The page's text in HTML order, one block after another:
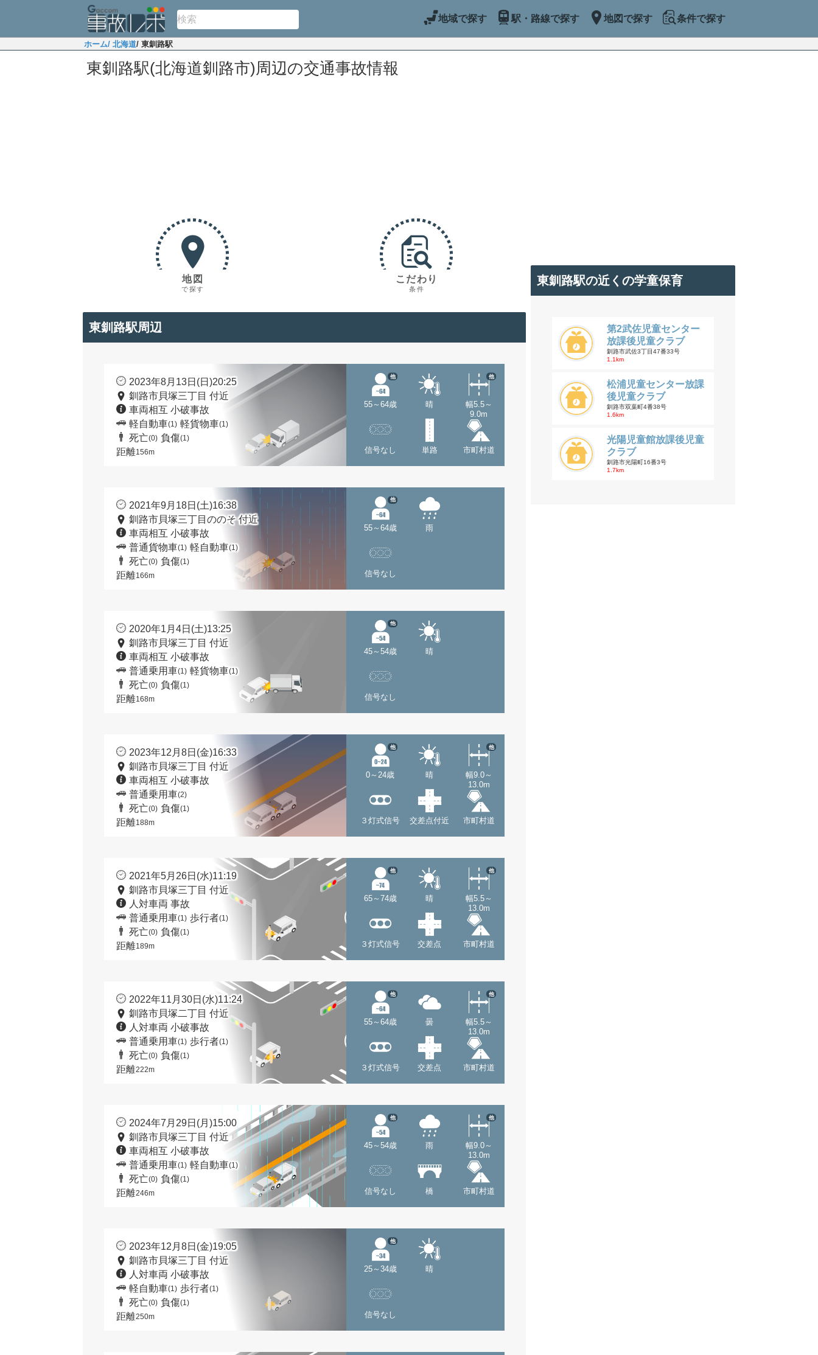
地域で探す 駅・路線で探す 地図で探す 条件で探す
ホーム/ 北海道/ 東釧路駅
東釧路駅(北海道釧路市)周辺の交通事故情報
地図
で探す
こだわり
条件
東釧路駅周辺
2023年8月13日(日)20:25
釧路市貝塚三丁目 付近
車両相互 小破事故
軽自動車(1) 軽貨物車(1)
死亡(0) 負傷(1)
距離156m
55～64歳
他
晴
幅5.5～
9.0m
他
信号なし 単路 市町村道
2021年9月18日(土)16:38
釧路市貝塚三丁目ののそ 付近
車両相互 小破事故
普通貨物車(1) 軽自動車(1)
死亡(0) 負傷(1)
距離166m
55～64歳
他
雨
信号なし
2020年1月4日(土)13:25
釧路市貝塚三丁目 付近
車両相互 小破事故
普通乗用車(1) 軽貨物車(1)
死亡(0) 負傷(1)
距離168m
45～54歳
他
晴
信号なし
2023年12月8日(金)16:33
釧路市貝塚三丁目 付近
車両相互 小破事故
普通乗用車(2)
死亡(0) 負傷(1)
距離188m
0～24歳
他
晴
幅9.0～
13.0m
他
３灯式信号 交差点付近 市町村道
2021年5月26日(水)11:19
釧路市貝塚三丁目 付近
人対車両 事故
普通乗用車(1) 歩行者(1)
死亡(0) 負傷(1)
距離189m
65～74歳
他
晴
幅5.5～
13.0m
他
３灯式信号 交差点 市町村道
2022年11月30日(水)11:24
釧路市貝塚二丁目 付近
人対車両 小破事故
普通乗用車(1) 歩行者(1)
死亡(0) 負傷(1)
距離222m
55～64歳
他
曇
幅5.5～
13.0m
他
３灯式信号 交差点 市町村道
2024年7月29日(月)15:00
釧路市貝塚三丁目 付近
車両相互 小破事故
普通乗用車(1) 軽自動車(1)
死亡(0) 負傷(1)
距離246m
45～54歳
他
雨
幅9.0～
13.0m
他
信号なし 橋 市町村道
2023年12月8日(金)19:05
釧路市貝塚三丁目 付近
人対車両 小破事故
軽自動車(1) 歩行者(1)
死亡(0) 負傷(1)
距離250m
25～34歳
他
晴
信号なし
東釧路駅の近くの学童保育
第2武佐児童センター
放課後児童クラブ
釧路市武佐3丁目47番33号
1.1km
松浦児童センター放課
後児童クラブ
釧路市双葉町4番38号
1.6km
光陽児童館放課後児童
クラブ
釧路市光陽町16番3号
1.7km